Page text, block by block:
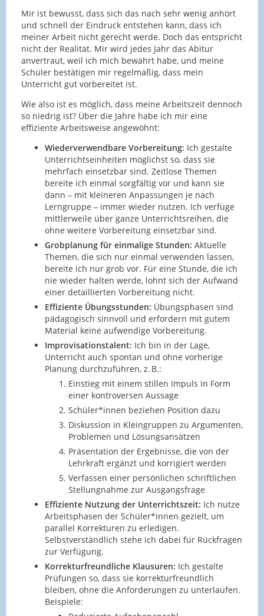
Mir ist bewusst, dass sich das nach sehr wenig anhört
und schnell der Eindruck entstehen kann, dass ich
meiner Arbeit nicht gerecht werde. Doch das entspricht
nicht der Realität. Mir wird jedes Jahr das Abitur
anvertraut, weil ich mich bewährt habe, und meine
Schüler bestätigen mir regelmäßig, dass mein
Unterricht gut vorbereitet ist.
Wie also ist es möglich, dass meine Arbeitszeit dennoch
so niedrig ist? Über die Jahre habe ich mir eine
effiziente Arbeitsweise angewöhnt:
Wiederverwendbare Vorbereitung: Ich gestalte
Unterrichtseinheiten möglichst so, dass sie
mehrfach einsetzbar sind. Zeitlose Themen
bereite ich einmal sorgfältig vor und kann sie
dann – mit kleineren Anpassungen je nach
Lerngruppe – immer wieder nutzen. Ich verfüge
mittlerweile über ganze Unterrichtsreihen, die
ohne weitere Vorbereitung einsetzbar sind.
Grobplanung für einmalige Stunden: Aktuelle
Themen, die sich nur einmal verwenden lassen,
bereite ich nur grob vor. Für eine Stunde, die ich
nie wieder halten werde, lohnt sich der Aufwand
einer detaillierten Vorbereitung nicht.
Effiziente Übungsstunden: Übungsphasen sind
pädagogisch sinnvoll und erfordern mit gutem
Material keine aufwendige Vorbereitung.
Improvisationstalent: Ich bin in der Lage,
Unterricht auch spontan und ohne vorherige
Planung durchzuführen, z. B.:
Einstieg mit einem stillen Impuls in Form
einer kontroversen Aussage
Schüler*innen beziehen Position dazu
Diskussion in Kleingruppen zu Argumenten,
Problemen und Lösungsansätzen
Präsentation der Ergebnisse, die von der
Lehrkraft ergänzt und korrigiert werden
Verfassen einer persönlichen schriftlichen
Stellungnahme zur Ausgangsfrage
Effiziente Nutzung der Unterrichtszeit: Ich nutze
Arbeitsphasen der Schüler*innen gezielt, um
parallel Korrekturen zu erledigen.
Selbstverständlich stehe ich dabei für Rückfragen
zur Verfügung.
Korrekturfreundliche Klausuren: Ich gestalte
Prüfungen so, dass sie korrekturfreundlich
bleiben, ohne die Anforderungen zu unterlaufen.
Beispiele: